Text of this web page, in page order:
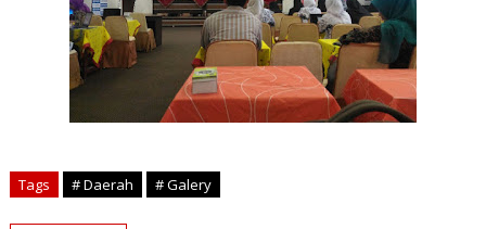
Tags # Daerah # Galery